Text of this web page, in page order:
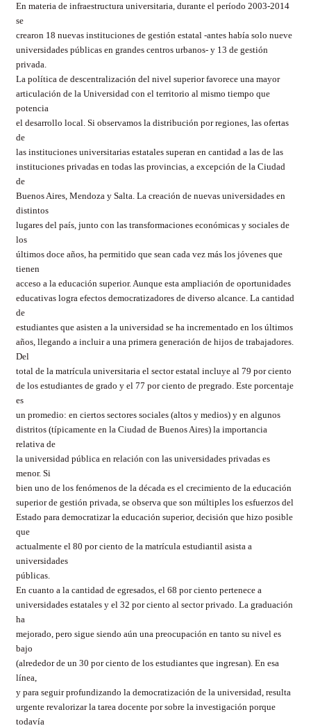
En materia de infraestructura universitaria, durante el período 2003-2014
se
crearon 18 nuevas instituciones de gestión estatal -antes había solo nueve
universidades públicas en grandes centros urbanos- y 13 de gestión
privada.
La política de descentralización del nivel superior favorece una mayor
articulación de la Universidad con el territorio al mismo tiempo que
potencia
el desarrollo local. Si observamos la distribución por regiones, las ofertas
de
las instituciones universitarias estatales superan en cantidad a las de las
instituciones privadas en todas las provincias, a excepción de la Ciudad
de
Buenos Aires, Mendoza y Salta. La creación de nuevas universidades en
distintos
lugares del país, junto con las transformaciones económicas y sociales de
los
últimos doce años, ha permitido que sean cada vez más los jóvenes que
tienen
acceso a la educación superior. Aunque esta ampliación de oportunidades
educativas logra efectos democratizadores de diverso alcance. La cantidad
de
estudiantes que asisten a la universidad se ha incrementado en los últimos
años, llegando a incluir a una primera generación de hijos de trabajadores.
Del
total de la matrícula universitaria el sector estatal incluye al 79 por ciento
de los estudiantes de grado y el 77 por ciento de pregrado. Este porcentaje
es
un promedio: en ciertos sectores sociales (altos y medios) y en algunos
distritos (típicamente en la Ciudad de Buenos Aires) la importancia
relativa de
la universidad pública en relación con las universidades privadas es
menor. Si
bien uno de los fenómenos de la década es el crecimiento de la educación
superior de gestión privada, se observa que son múltiples los esfuerzos del
Estado para democratizar la educación superior, decisión que hizo posible
que
actualmente el 80 por ciento de la matrícula estudiantil asista a
universidades
públicas.
En cuanto a la cantidad de egresados, el 68 por ciento pertenece a
universidades estatales y el 32 por ciento al sector privado. La graduación
ha
mejorado, pero sigue siendo aún una preocupación en tanto su nivel es
bajo
(alrededor de un 30 por ciento de los estudiantes que ingresan). En esa
línea,
y para seguir profundizando la democratización de la universidad, resulta
urgente revalorizar la tarea docente por sobre la investigación porque
todavía